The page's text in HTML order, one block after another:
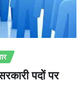
पदों पर